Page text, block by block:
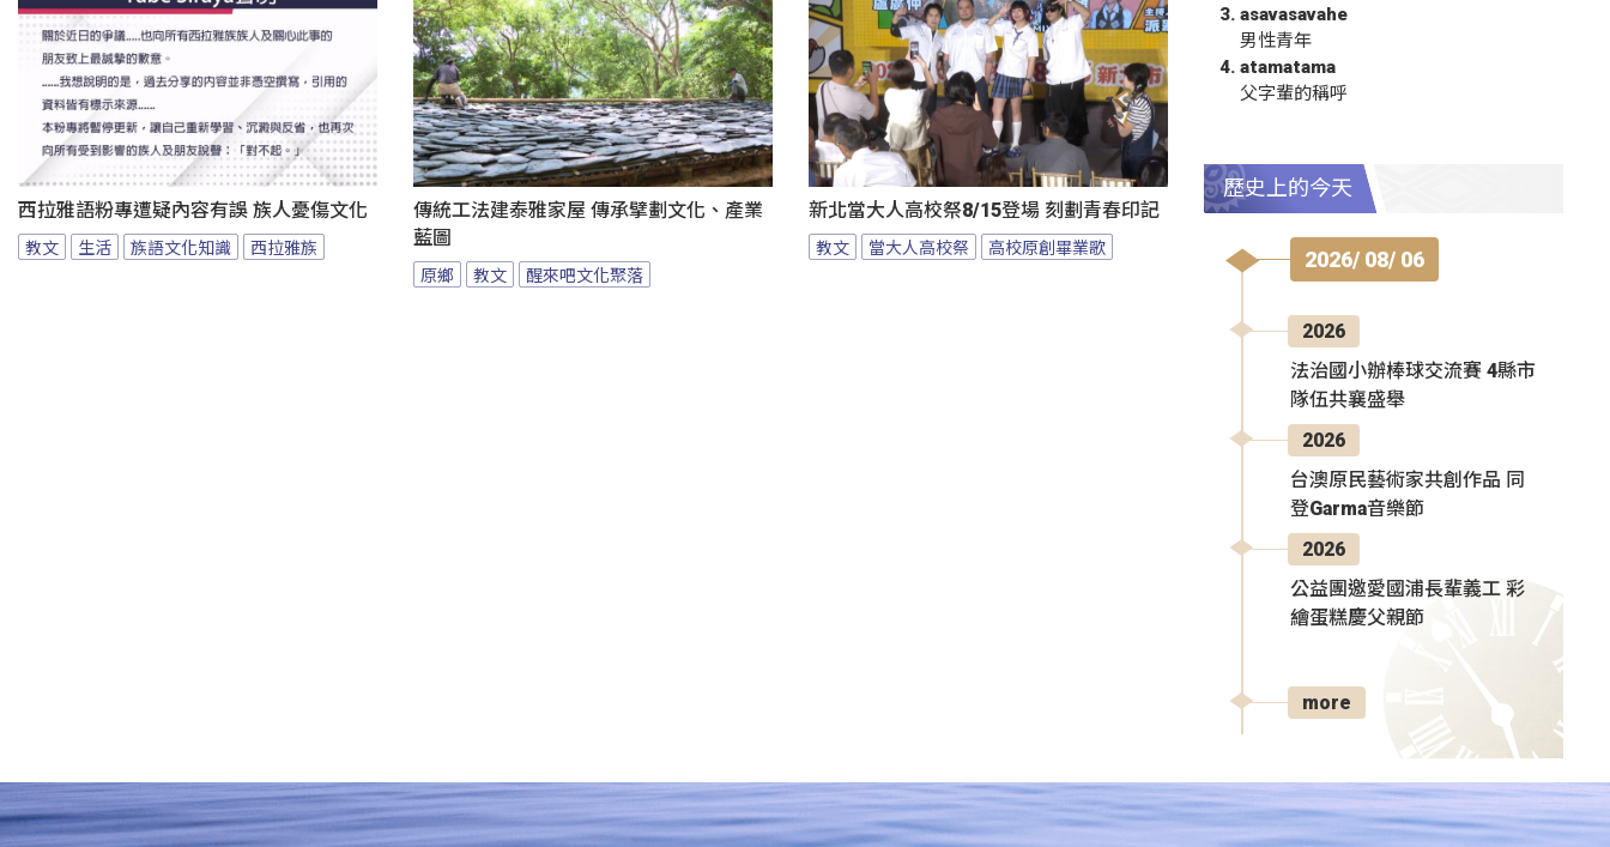
西拉雅語粉專遭疑內容有誤 族人憂傷文化
教文 生活 族語文化知識 西拉雅族
傳統工法建泰雅家屋 傳承擘劃文化、產業
藍圖
原鄉 教文 醒來吧文化聚落
新北當大人高校祭8/15登場 刻劃青春印記
教文 當大人高校祭 高校原創畢業歌
asavasavahe
男性青年
atamatama
父字輩的稱呼
歷史上的今天
2026/ 08/ 06
2026
法治國小辦棒球交流賽 4縣市
隊伍共襄盛舉
2026
台澳原民藝術家共創作品 同
登Garma音樂節
2026
公益團邀愛國浦長輩義工 彩
繪蛋糕慶父親節
more